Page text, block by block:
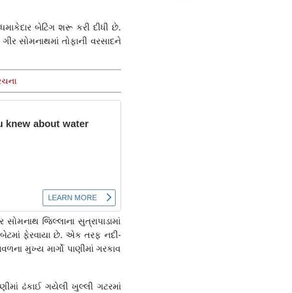
બેટિંગ શરૂ કરી દીધી છે.
સોમનાથમાં તોફાની વરસાદને
જિલ્લાના સુત્રાપાડામાં
ફેરવાયા છે. એક તરફ નદી-
મુખ્ય માર્ગો પાણીમાં ગરકાવ
ઢંકાઈ ગયેલી ખુલ્લી ગટરમાં